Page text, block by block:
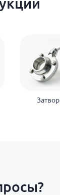
Затвор